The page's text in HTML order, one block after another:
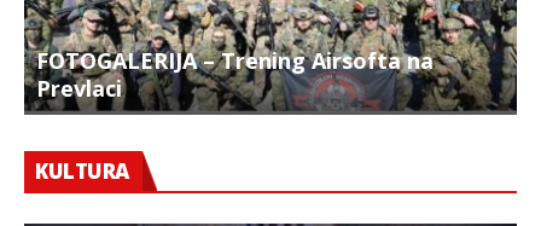
FOTOGALERIJA – Trening Airsofta na
Prevlaci
KULTURA